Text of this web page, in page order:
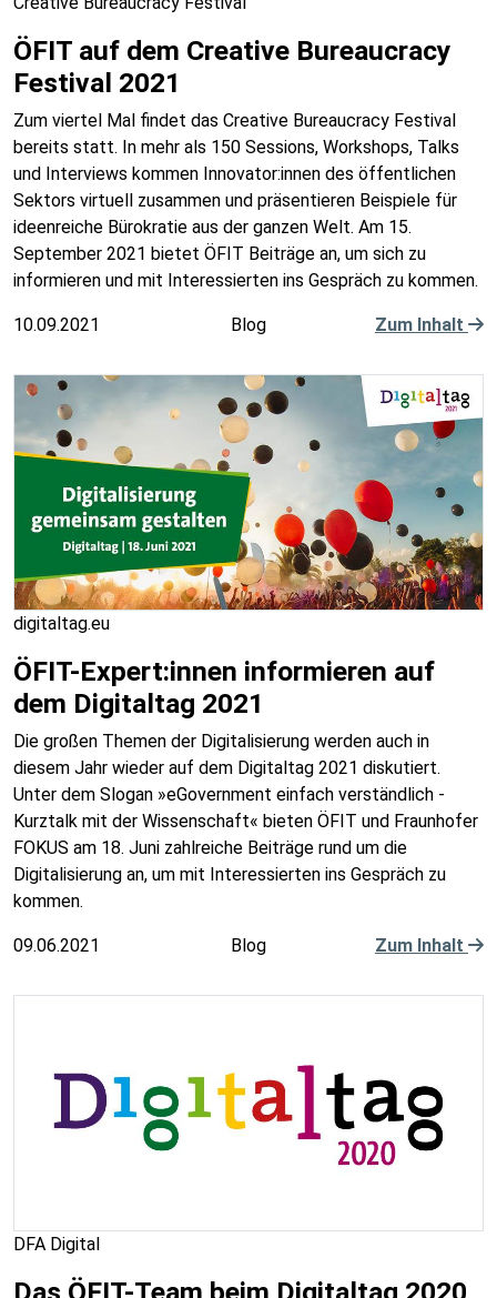
ÖFIT auf dem Creative Bureaucracy
Festival 2021
Zum viertel Mal findet das Creative Bureaucracy Festival
bereits statt. In mehr als 150 Sessions, Workshops, Talks
und Interviews kommen Innovator:innen des öffentlichen
Sektors virtuell zusammen und präsentieren Beispiele für
ideenreiche Bürokratie aus der ganzen Welt. Am 15.
September 2021 bietet ÖFIT Beiträge an, um sich zu
informieren und mit Interessierten ins Gespräch zu kommen.
10.09.2021 Blog Zum Inhalt
digitaltag.eu
ÖFIT-Expert:innen informieren auf
dem Digitaltag 2021
Die großen Themen der Digitalisierung werden auch in
diesem Jahr wieder auf dem Digitaltag 2021 diskutiert.
Unter dem Slogan »eGovernment einfach verständlich -
Kurztalk mit der Wissenschaft« bieten ÖFIT und Fraunhofer
FOKUS am 18. Juni zahlreiche Beiträge rund um die
Digitalisierung an, um mit Interessierten ins Gespräch zu
kommen.
09.06.2021 Blog Zum Inhalt
DFA Digital